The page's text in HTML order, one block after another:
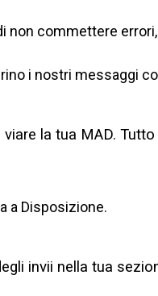
non commettere
i nostri messaggi
viare la tua MAD. Tutto
a Disposizione.
invii nella tua